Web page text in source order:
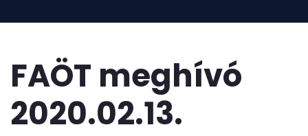
FAÖT meghívó
2020.02.13.